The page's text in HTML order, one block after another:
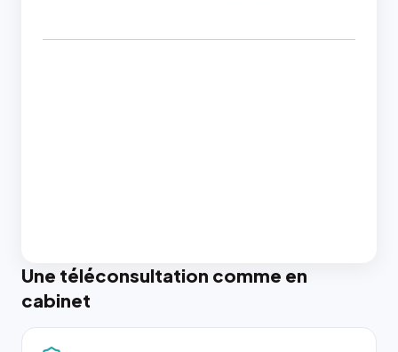
Une téléconsultation comme en
cabinet